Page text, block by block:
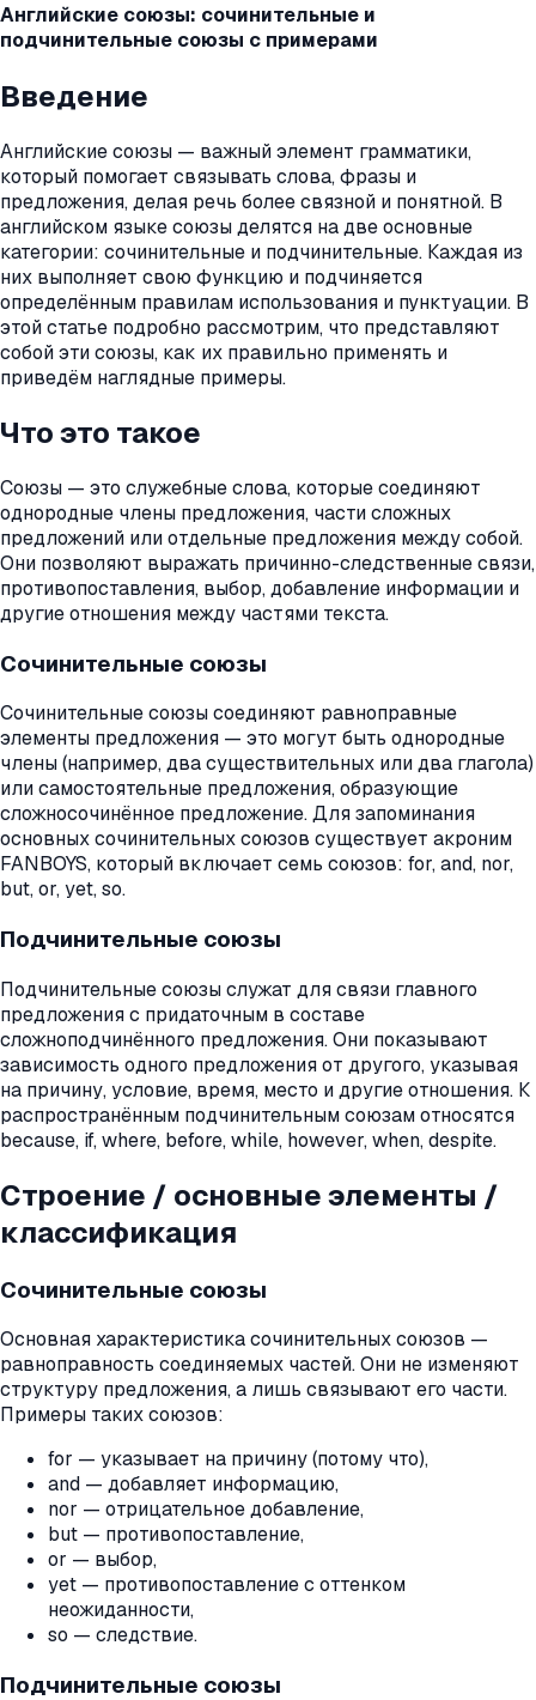
Английские союзы: сочинительные и
подчинительные союзы с примерами
Введение
Английские союзы — важный элемент грамматики,
который помогает связывать слова, фразы и
предложения, делая речь более связной и понятной. В
английском языке союзы делятся на две основные
категории: сочинительные и подчинительные. Каждая из
них выполняет свою функцию и подчиняется
определённым правилам использования и пунктуации. В
этой статье подробно рассмотрим, что представляют
собой эти союзы, как их правильно применять и
приведём наглядные примеры.
Что это такое
Союзы — это служебные слова, которые соединяют
однородные члены предложения, части сложных
предложений или отдельные предложения между собой.
Они позволяют выражать причинно-следственные связи,
противопоставления, выбор, добавление информации и
другие отношения между частями текста.
Сочинительные союзы
Сочинительные союзы соединяют равноправные
элементы предложения — это могут быть однородные
члены (например, два существительных или два глагола)
или самостоятельные предложения, образующие
сложносочинённое предложение. Для запоминания
основных сочинительных союзов существует акроним
FANBOYS, который включает семь союзов: for, and, nor,
but, or, yet, so.
Подчинительные союзы
Подчинительные союзы служат для связи главного
предложения с придаточным в составе
сложноподчинённого предложения. Они показывают
зависимость одного предложения от другого, указывая
на причину, условие, время, место и другие отношения. К
распространённым подчинительным союзам относятся
because, if, where, before, while, however, when, despite.
Строение / основные элементы /
классификация
Сочинительные союзы
Основная характеристика сочинительных союзов —
равноправность соединяемых частей. Они не изменяют
структуру предложения, а лишь связывают его части.
Примеры таких союзов:
for — указывает на причину (потому что),
and — добавляет информацию,
nor — отрицательное добавление,
but — противопоставление,
or — выбор,
yet — противопоставление с оттенком
неожиданности,
so — следствие.
Подчинительные союзы